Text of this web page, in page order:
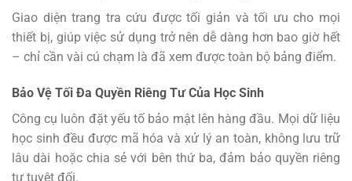
Giao diện trang tra cứu được tối giản và tối ưu cho mọi
thiết bị, giúp việc sử dụng trở nên dễ dàng hơn bao giờ hết
– chỉ cần vài cú chạm là đã xem được toàn bộ bảng điểm.
Bảo Vệ Tối Đa Quyền Riêng Tư Của Học Sinh
Công cụ luôn đặt yếu tố bảo mật lên hàng đầu. Mọi dữ liệu
học sinh đều được mã hóa và xử lý an toàn, không lưu trữ
lâu dài hoặc chia sẻ với bên thứ ba, đảm bảo quyền riêng
tư tuyệt đối.